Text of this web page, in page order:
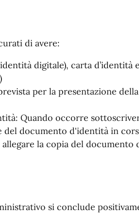
di avere:
digitale), carta d’identità
per la presentazione
Quando occorre
del documento d'identità in
la copia del documento
si conclude